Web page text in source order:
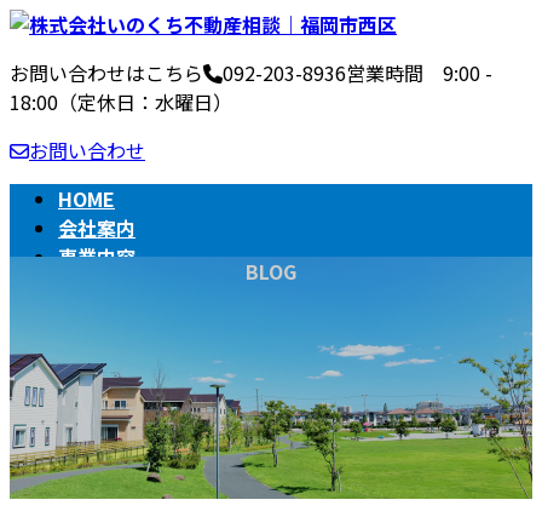
コ
テ
ン
ツ
へ
ッ
ナ
ゲ
ー
シ
ョ
移
お問い合わせはこちら 092-203-8936営業時間 9:00 -
18:00（定休日：水曜日）
お問い合わせ
HOME
会社案内
事業内容
BLOG